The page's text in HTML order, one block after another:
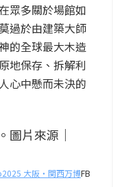
眾多關於場館如
過於由建築大師
的全球最大木造
地保存、拆解利
心中懸而未決的
大阪・関西万博FB